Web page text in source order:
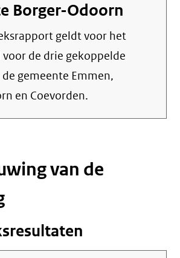
Borger-Odoorn
geldt voor het
de drie gekoppelde
gemeente Emmen,
en Coevorden.
van de